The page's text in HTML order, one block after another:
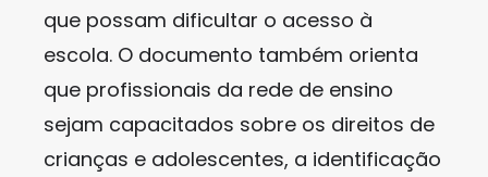
que possam dificultar o acesso à
escola. O documento também orienta
que profissionais da rede de ensino
sejam capacitados sobre os direitos de
crianças e adolescentes, a identificação